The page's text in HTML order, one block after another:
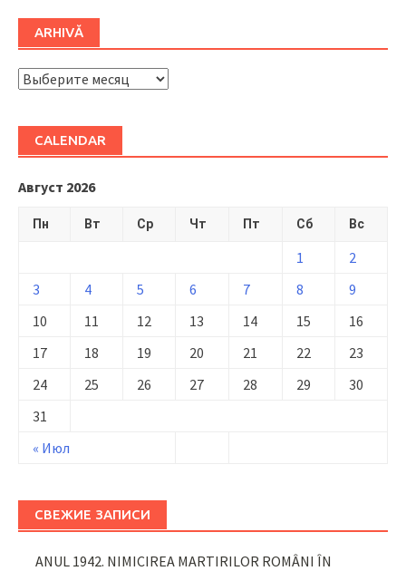
ARHIVĂ
ARHIVĂ
CALENDAR
Август 2026
Пн Вт Ср Чт Пт Сб Вс
« Июл
1
2
3
4 5 6 7 8
9
10
11 12 13 14 15
16
17
18 19 20 21 22
23
24
25 26 27 28 29
30
31
СВЕЖИЕ ЗАПИСИ
ANUL 1942. NIMICIREA MARTIRILOR ROMÂNI ÎN